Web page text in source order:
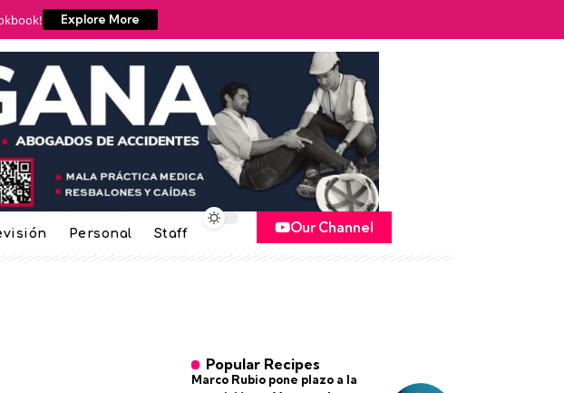
Explore More
Personal Staff Our Channel
Popular Recipes
Marco Rubio pone plazo a la